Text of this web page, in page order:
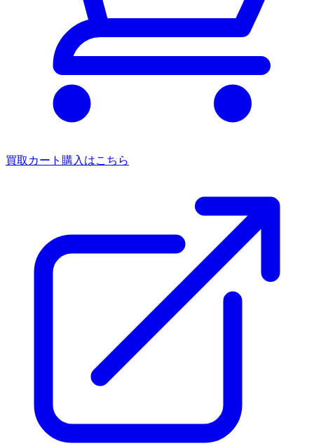
買取カート 購入はこちら